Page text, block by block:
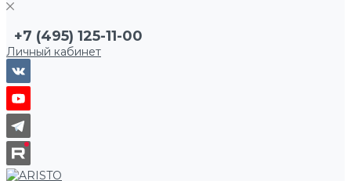
+7 (495) 125-11-00
Личный кабинет